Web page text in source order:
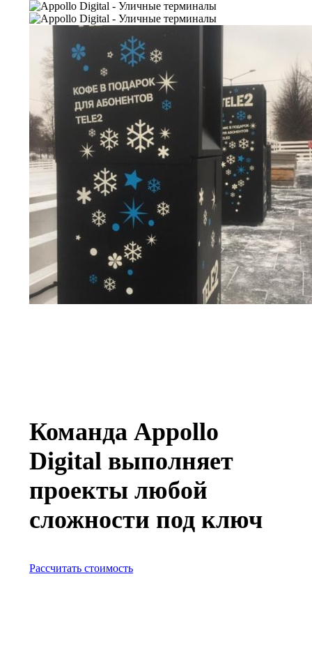
Команда Appollo
Digital выполняет
проекты любой
сложности под ключ
Рассчитать стоимость